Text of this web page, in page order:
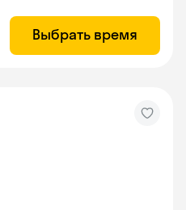
Выбрать время